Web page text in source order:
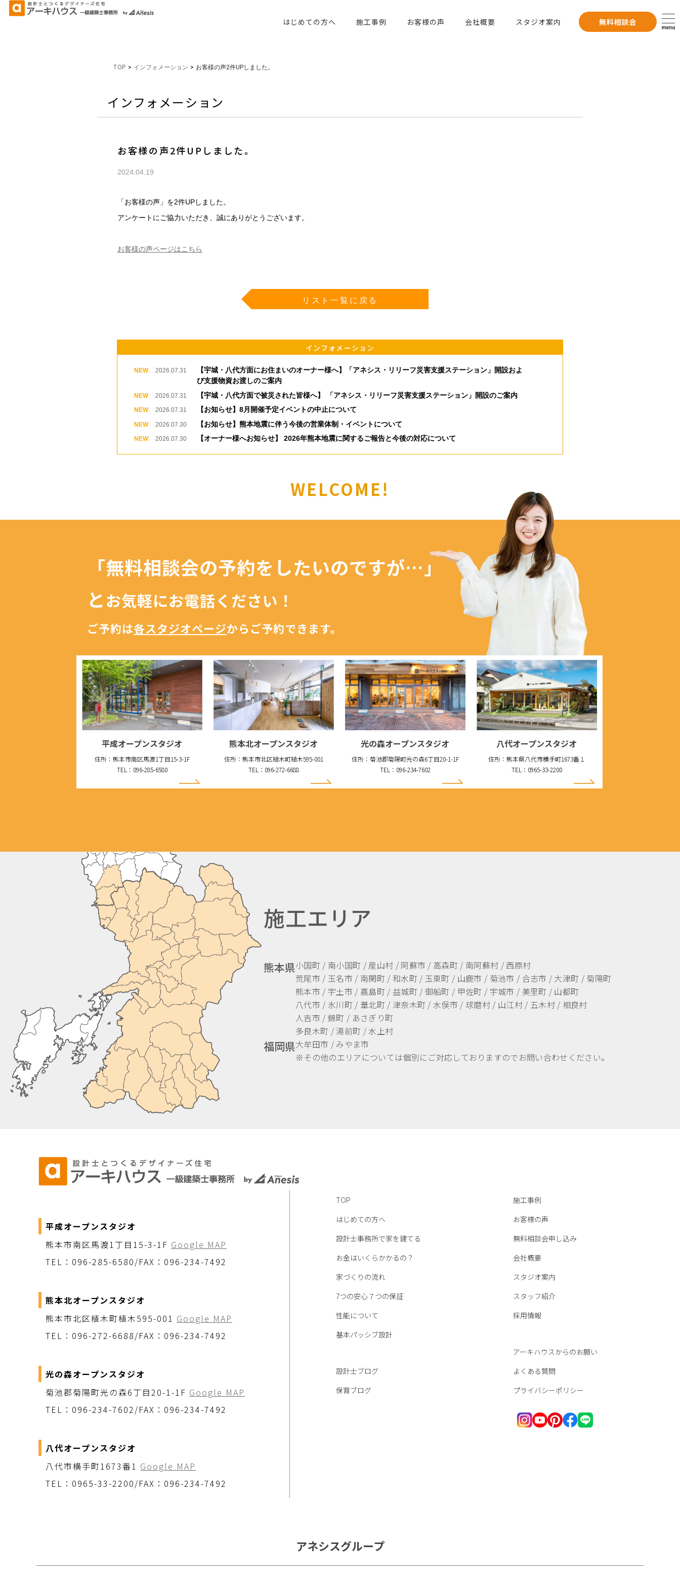
はじめての方へ 施工事例 お客様の声 会社概要 スタジオ案内 無料相談会
TOP > インフォメーション > お客様の声2件UPしました。
インフォメーション
お客様の声2件UPしました。
2024.04.19
「お客様の声」を2件UPしました。
アンケートにご協力いただき、誠にありがとうございます。
お客様の声ページはこちら
リスト一覧に戻る
インフォメーション
2026.07.31
【宇城・八代方面にお住まいのオーナー様へ】「アネシス・リリーフ災害支援ステーション」開設およ
び支援物資お渡しのご案内
2026.07.31 【宇城・八代方面で被災された皆様へ】 「アネシス・リリーフ災害支援ステーション」開設のご案内
2026.07.31 【お知らせ】8月開催予定イベントの中止について
2026.07.30 【お知らせ】熊本地震に伴う今後の営業体制・イベントについて
2026.07.30 【オーナー様へお知らせ】 2026年熊本地震に関するご報告と今後の対応について
WELCOME!
「無料相談会の予約を したいのですが…」
とお気軽にお電話ください！
ご予約は各スタジオページからご予約できます。
平成オープンスタジオ
住所：熊本市南区馬渡1丁目15-3-1F
TEL：096-285-6580
熊本北オープンスタジオ
住所：熊本市北区植木町植木595-001
TEL：096-272-6688
光の森オープンスタジオ
住所：菊池郡菊陽町光の森6丁目20-1-1F
TEL：096-234-7602
八代オープンスタジオ
住所：熊本県八代市横手町1673番１
TEL：0965-33-2200
施工エリア
熊本県小国町 / 南小国町 / 産山村 / 阿蘇市 / 高森町 / 南阿蘇村 / 西原村
荒尾市 / 玉名市 / 南関町 / 和水町 / 玉東町 / 山鹿市 / 菊池市 / 合志市 / 大津町 / 菊陽町
熊本市 / 宇土市 / 嘉島町 / 益城町 / 御船町 / 甲佐町 / 宇城市 / 美里町 / 山都町
八代市 / 氷川町 / 葦北町 / 津奈木町 / 水俣市 / 球磨村 / 山江村 / 五木村 / 相良村
人吉市 / 錦町 / あさぎり町
多良木町 / 湯前町 / 水上村
福岡県大牟田市 / みやま市
※その他のエリアについては個別にご対応しておりますのでお問い合わせください。
平成オープンスタジオ
熊本市南区馬渡1丁目15-3-1F Google MAP
TEL：096-285-6580/FAX：096-234-7492
熊本北オープンスタジオ
熊本市北区植木町植木595-001 Google MAP
TEL：096-272-6688/FAX：096-234-7492
光の森オープンスタジオ
菊池郡菊陽町光の森6丁目20-1-1F Google MAP
TEL：096-234-7602/FAX：096-234-7492
八代オープンスタジオ
八代市横手町1673番1 Google MAP
TEL：0965-33-2200/FAX：096-234-7492
TOP
はじめての方へ
設計士事務所で家を建てる
お金はいくらかかるの？
家づくりの流れ
7つの安心７つの保証
性能について
基本パッシブ設計
設計士ブログ
保育ブログ
施工事例
お客様の声
無料相談会申し込み
会社概要
スタジオ案内
スタッフ紹介
採用情報
アーキハウスからのお願い
よくある質問
プライバシーポリシー
アネシスグループ